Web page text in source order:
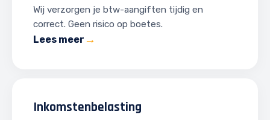
Wij verzorgen je btw-aangiften tijdig en
correct. Geen risico op boetes.
Lees meer
Inkomstenbelasting